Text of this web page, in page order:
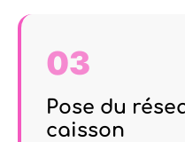
03
Pose du
caisson